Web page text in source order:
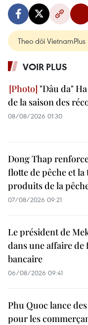
Theo dõi VietnamPlus
VOIR PLUS
"Dâu da"
de la saison des
08/08/2026 01:30
Dong Thap
flotte de pêche et
produits de la
07/08/2026 09:21
Le président de
dans une affaire
bancaire
06/08/2026 09:41
Phu Quoc lance
pour les